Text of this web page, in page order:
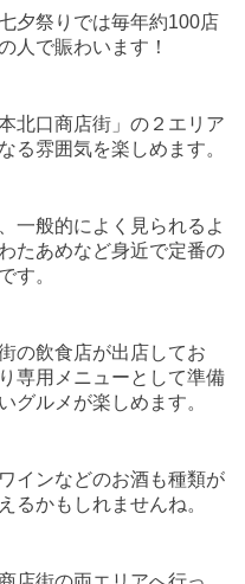
夕祭りでは毎年約100店
人で賑わいます！
北口商店街」の２エリア
る雰囲気を楽しめます。
一般的によく見られるよ
たあめなど身近で定番の
す。
の飲食店が出店してお
専用メニューとして準備
グルメが楽しめます。
インなどのお酒も種類が
るかもしれませんね。